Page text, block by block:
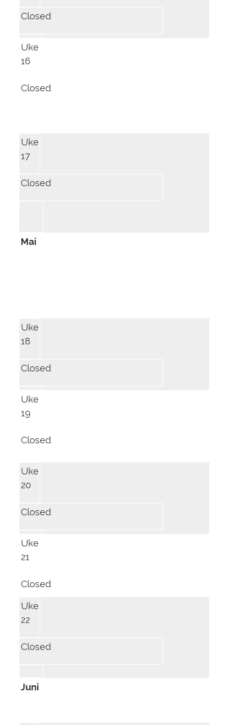
Closed
Uke
16
Closed
Uke
17
Closed
Mai
Uke
18
Closed
Uke
19
Closed
Uke
20
Closed
Uke
21
Closed
Uke
22
Closed
Juni